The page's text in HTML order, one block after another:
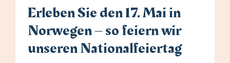
Erleben Sie den 17. Mai in
Norwegen – so feiern wir
unseren Nationalfeiertag